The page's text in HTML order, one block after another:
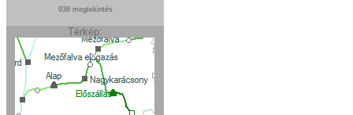
938 megtekintés
Térkép: